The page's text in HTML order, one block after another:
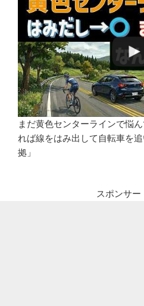
まだ黄色センターラインで悩
れば線をはみ出して自転車を
拠」
スポンサー